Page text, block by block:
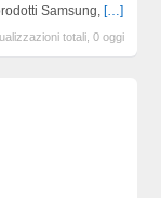
Samsung, […]
totali, 0 oggi